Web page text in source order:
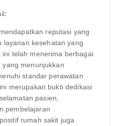
reputasi yang
layanan kesehatan yang
ini telah menerima berbagai
menunjukkan
standar perawatan
merupakan bukti dedikasi
pasien,
pembelajaran
rumah sakit juga